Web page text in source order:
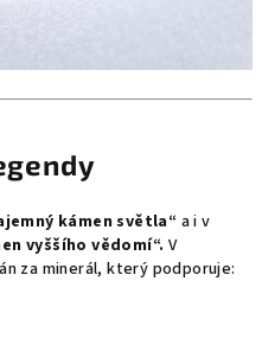
kámen světla“ a i v
vyššího vědomí“. V
za minerál, který podporuje: